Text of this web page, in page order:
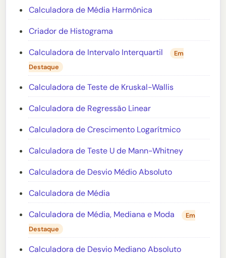
Calculadora de Média Harmônica
Criador de Histograma
Calculadora de Intervalo Interquartil
Em
Destaque
Calculadora de Teste de Kruskal-Wallis
Calculadora de Regressão Linear
Calculadora de Crescimento Logarítmico
Calculadora de Teste U de Mann-Whitney
Calculadora de Desvio Médio Absoluto
Calculadora de Média
Calculadora de Média, Mediana e Moda
Em
Destaque
Calculadora de Desvio Mediano Absoluto